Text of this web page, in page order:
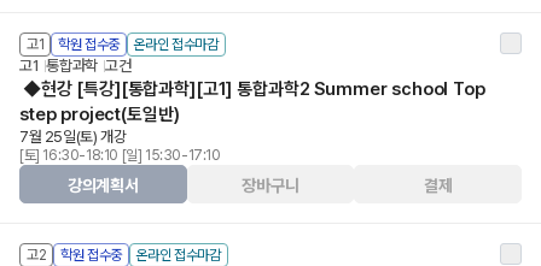
고1 학원 접수중 온라인 접수마감
고1 통합과학 고건
◆현강 [특강][통합과학][고1] 통합과학2 Summer school Top
step project(토일반)
7월 25일(토) 개강
[토] 16:30-18:10 [일] 15:30-17:10
강의계획서 장바구니 결제
고2 학원 접수중 온라인 접수마감